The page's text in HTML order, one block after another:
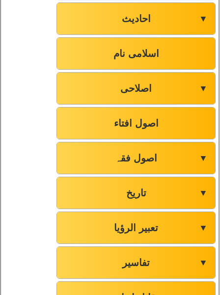
احادیث ▼
اسلامی نام
اصلاحی ▼
اصول افتاء
اصول فقہ ▼
تاریخ ▼
تعبیر الرؤیا ▼
تفاسیر ▼